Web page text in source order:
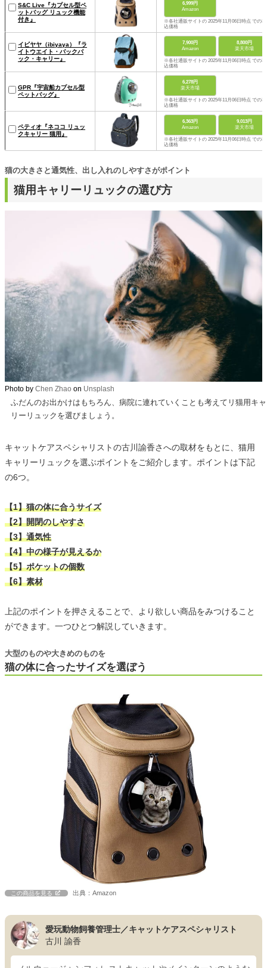
S&C Live『カプセル型ペ
ットバッグ リュック機能
付き』
6,999円
Amazon
※各社通販サイトの 2025年11月06日時点 での税
込価格
イビヤヤ（ibiyaya）『ラ
イトウエイト・バックパ
ック・キャリー』
7,900円
Amazon
8,800円
楽天市場
※各社通販サイトの 2025年11月06日時点 での税
込価格
GPR『宇宙船カプセル型
ペットバッグ』
6,278円
楽天市場
※各社通販サイトの 2025年11月06日時点 での税
込価格
ペティオ『ネココ リュッ
クキャリー 猫用』
6,363円
Amazon
9,013円
楽天市場
※各社通販サイトの 2025年11月06日時点 での税
込価格
猫用キャリーリュックの選び方
猫の大きさと通気性、出し入れのしやすさがポイント
Photo by Chen Zhao on Unsplash
ふだんのお出かけはもちろん、病院に連れていくことも考えてリ猫用キャ
リーリュックを選びましょう。
キャットケアスペシャリストの古川諭香さへの取材をもとに、猫用
キャリーリュックを選ぶポイントをご紹介します。ポイントは下記
の6つ。
【1】猫の体に合うサイズ
【2】開閉のしやすさ
【3】通気性
【4】中の様子が見えるか
【5】ポケットの個数
【6】素材
上記のポイントを押さえることで、より欲しい商品をみつけること
ができます。一つひとつ解説していきます。
猫の体に合ったサイズを選ぼう
大型のものや大きめのものを
この商品を見る 出典：Amazon
愛玩動物飼養管理士／キャットケアスペシャリスト
古川 諭香